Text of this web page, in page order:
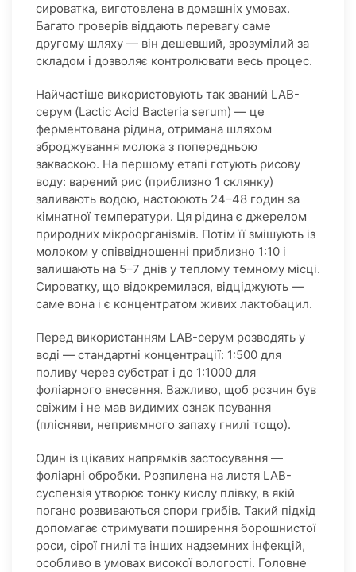
сироватка, виготовлена в домашніх умовах.
Багато гроверів віддають перевагу саме
другому шляху — він дешевший, зрозумілий за
складом і дозволяє контролювати весь процес.
Найчастіше використовують так званий LAB-
серум (Lactic Acid Bacteria serum) — це
ферментована рідина, отримана шляхом
зброджування молока з попередньою
закваскою. На першому етапі готують рисову
воду: варений рис (приблизно 1 склянку)
заливають водою, настоюють 24–48 годин за
кімнатної температури. Ця рідина є джерелом
природних мікроорганізмів. Потім її змішують із
молоком у співвідношенні приблизно 1:10 і
залишають на 5–7 днів у теплому темному місці.
Сироватку, що відокремилася, відціджують —
саме вона і є концентратом живих лактобацил.
Перед використанням LAB-серум розводять у
воді — стандартні концентрації: 1:500 для
поливу через субстрат і до 1:1000 для
фоліарного внесення. Важливо, щоб розчин був
свіжим і не мав видимих ознак псування
(плісняви, неприємного запаху гнилі тощо).
Один із цікавих напрямків застосування —
фоліарні обробки. Розпилена на листя LAB-
суспензія утворює тонку кислу плівку, в якій
погано розвиваються спори грибів. Такий підхід
допомагає стримувати поширення борошнистої
роси, сірої гнилі та інших надземних інфекцій,
особливо в умовах високої вологості. Головне